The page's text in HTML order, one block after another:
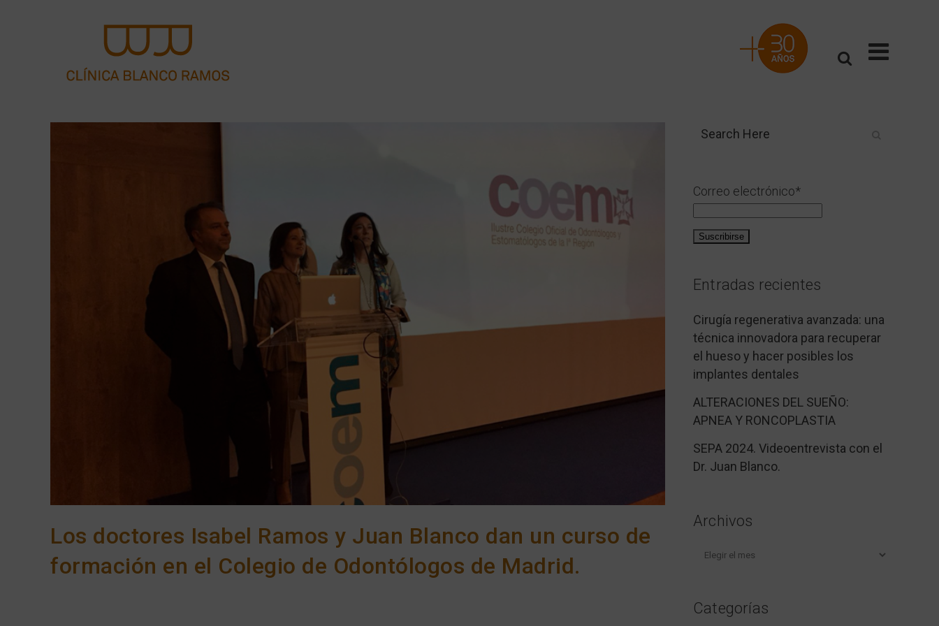
Los doctores Isabel Ramos y Juan Blanco dan un curso de
formación en el Colegio de Odontólogos de Madrid.
Correo electrónico*
Entradas recientes
Cirugía regenerativa avanzada: una
técnica innovadora para recuperar
el hueso y hacer posibles los
implantes dentales
ALTERACIONES DEL SUEÑO:
APNEA Y RONCOPLASTIA
SEPA 2024. Videoentrevista con el
Dr. Juan Blanco.
Archivos
Archivos
Categorías